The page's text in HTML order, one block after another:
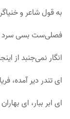
به قول شاعر و
فصلی‌ست بسی سرد
انگار نمی‌جنبد از
ای تندر دیر آمده،
ای ابر ببار، ای